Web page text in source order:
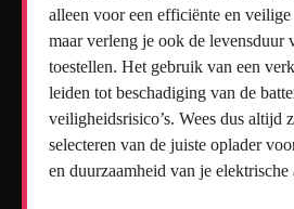
alleen voor een efficiënte en
maar verleng je ook de levensduur
toestellen. Het gebruik van een
leiden tot beschadiging van de
veiligheidsrisico’s. Wees dus altijd
selecteren van de juiste oplader
en duurzaamheid van je elektrische